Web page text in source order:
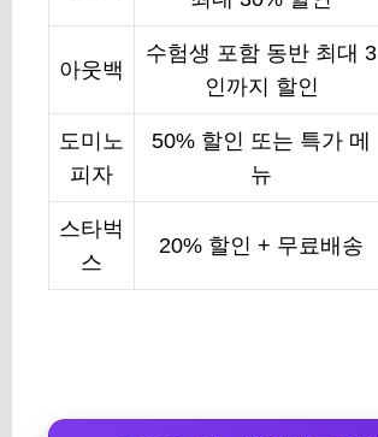
아웃백
수험생 포함 동반 최대 3
인까지 할인
도미노
피자
50% 할인 또는 특가 메
뉴
스타벅
스
20% 할인 + 무료배송